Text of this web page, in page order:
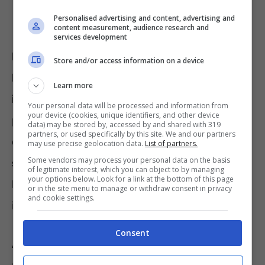
Il Gruppo necessita anche di Operatore
Polivalente Di Condotta E Manovra da
inserire presso la sede di Trento.
potenziale candidato si richiede: l’aver
conseguitodiploma di scuola secondaria di
secondo gradodi durata quinquennale (ossia
la cosiddettamaturità)se possibile ad
indirizzo tecnico.
A coloro che saranno assunti verrà chiesto di
Personalised advertising and content, advertising and
content measurement, audience research and
services development
Store and/or access information on a device
Learn more
Your personal data will be processed and information from
your device (cookies, unique identifiers, and other device
data) may be stored by, accessed by and shared with 319
partners, or used specifically by this site. We and our partners
may use precise geolocation data. List of partners.
Some vendors may process your personal data on the basis
of legitimate interest, which you can object to by managing
your options below. Look for a link at the bottom of this page
or in the site menu to manage or withdraw consent in privacy
and cookie settings.
Consent